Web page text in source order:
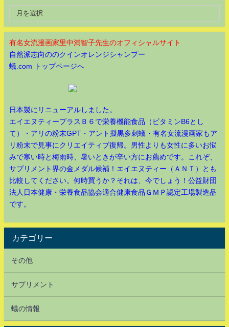
有名女流漫画家里中満智子先生のオフィシャルサイト
自然派志向ののクインオレンジシャンプー
蟻.com トップページへ
日本製にリニューアルしました。
エイエヌティープラスＢ６で栄養機能食品（ビタミンB6とし
て）・アリの粉末GPT・アント擬黒多刺蟻・有名女流漫画家もア
リ粉末で見事にクリエイティブ復帰。男性よりも女性に多いお悩
みで寒い時と梅雨時、暑いときが辛い方にお薦めです。これぞ、
サプリメント界の金メダル候補！エイエヌティー（ＡＮＴ）とも
比較してください。何時買うか？それは、今でしょう！公益財団
法人日本健康・栄養食品協会適合健康食品ＧＭＰ認定工場製造品
です。
カテゴリー
その他
サプリメント
蟻の情報